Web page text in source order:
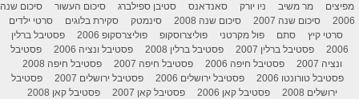
מפיצים
מר משיב ניו יורק סאנדאנס סטיבן ספילברג סיכום העשור
סיכום שנה
2006
סיכום שנה 2007 סיכום שנה 2008 סינמטק סקירת בלוגים
סרטי ילדים
סרטי קיץ
סתם פול מקרטני פוליצרוסקופ פוליצרסקופ 2006
פסטיבל ברלין
2006
פסטיבל ברלין 2007 פסטיבל ברלין 2008 פסטיבל ונציה 2006
פסטיבל
ונציה 2007
פסטיבל חיפה 2006 פסטיבל חיפה 2007
פסטיבל חיפה 2008
פסטיבל טורונטו 2006
פסטיבל ירושלים 2006 פסטיבל ירושלים 2007
פסטיבל
ירושלים 2008
פסטיבל קאן 2006 פסטיבל קאן 2007 פסטיבל קאן 2008